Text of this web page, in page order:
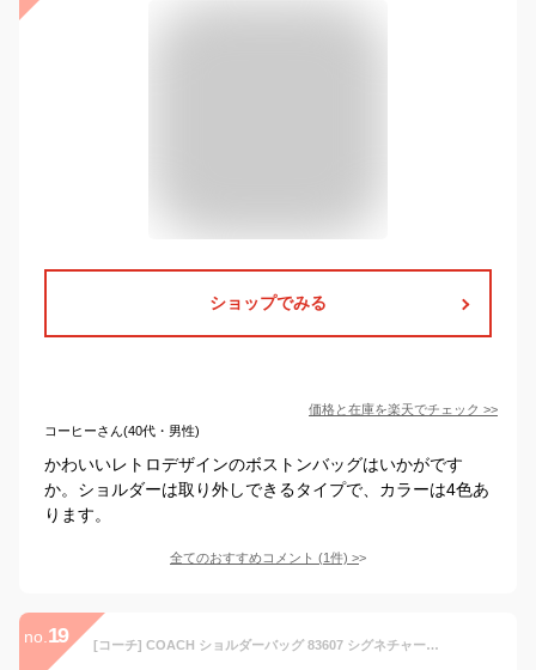
ショップでみる
価格と在庫を楽天でチェック >>
コーヒーさん(40代・男性)
かわいいレトロデザインのボストンバッグはいかがです
か。ショルダーは取り外しできるタイプで、カラーは4色あ
ります。
全てのおすすめコメント (1件) >
no. 19 [コーチ] COACH ショルダーバッグ 83607 シグネチャー 2way ボストンバッグ レディース (SVTSQ グラファイトブラック) [並行輸入品]